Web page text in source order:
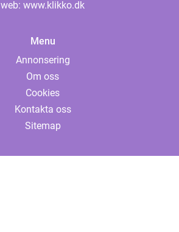
web: www.klikko.dk
Menu
Annonsering
Om oss
Cookies
Kontakta oss
Sitemap